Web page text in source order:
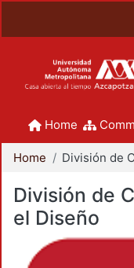
Home
Home
División de
el Diseño